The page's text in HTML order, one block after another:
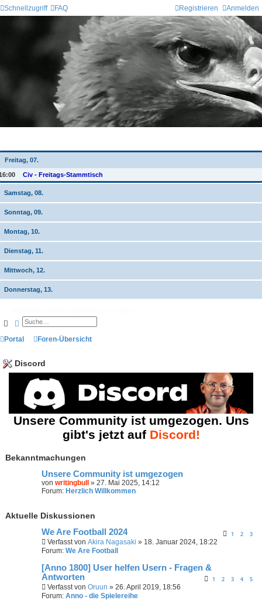
Schnellzugriff FAQ Anmelden
Registrieren
Freitag, 07.
Civ - Freitags-Stammtisch
Samstag, 08.
Sonntag, 09.
Montag, 10.
Dienstag, 11.
Mittwoch, 12.
Donnerstag, 13.
SucheErweiterte Suche
Portal Foren-Übersicht
Discord
Unsere Community ist umgezogen. Uns
gibt's jetzt auf Discord!
Bekanntmachungen
Unsere Community ist umgezogen
von writingbull » 27. Mai 2025, 14:12
Forum: Herzlich Willkommen
Aktuelle Diskussionen
We Are Football 2024
1 2 3
Verfasst von Akira Nagasaki » 18. Januar 2024, 18:22
Forum: We Are Football
[Anno 1800] User helfen Usern - Fragen &
Antworten
1 2 3 4 5
Verfasst von Oruun » 26. April 2019, 18:56
Forum: Anno - die Spielereihe